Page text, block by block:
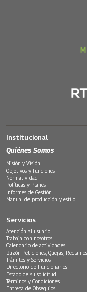
Institucional
Quiénes Somos
Misión y Visión
Objetivos y funciones
Normatividad
Políticas y Planes
Informes de Gestión
Manual de producción y estilo
Servicios
Atención al usuario
Trabaja con nosotros
Calendario de actividades
Buzón Peticiones, Quejas,
Trámites y Servicios
Directorio de Funcionarios
Estado de su solicitud
Términos y Condiciones
Entrega de Obsequios